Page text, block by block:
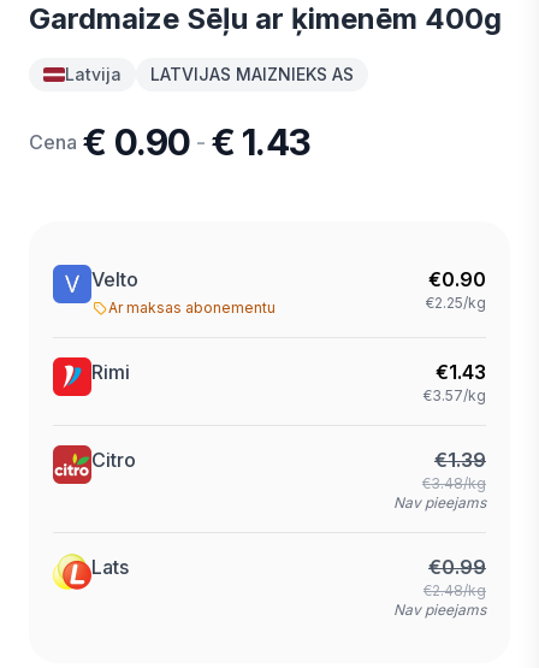
Gardmaize Sēļu ar ķimenēm 400g
Latvija LATVIJAS MAIZNIEKS AS
Cena € 0.90 - € 1.43
Velto
Ar maksas abonementu
€0.90
€2.25/kg
Rimi €1.43
€3.57/kg
Citro €1.39
€3.48/kg
Nav pieejams
Lats €0.99
€2.48/kg
Nav pieejams